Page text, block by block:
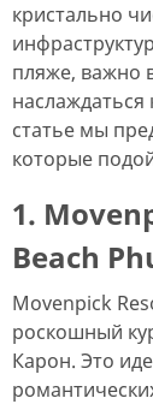
кристально
пляже, важно
статье мы
которые
1.
Beach
Movenpick
роскошный
Карон. Это